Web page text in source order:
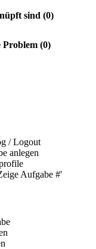
sind (0)
Problem (0)
/ Logout
anlegen
Aufgabe #'